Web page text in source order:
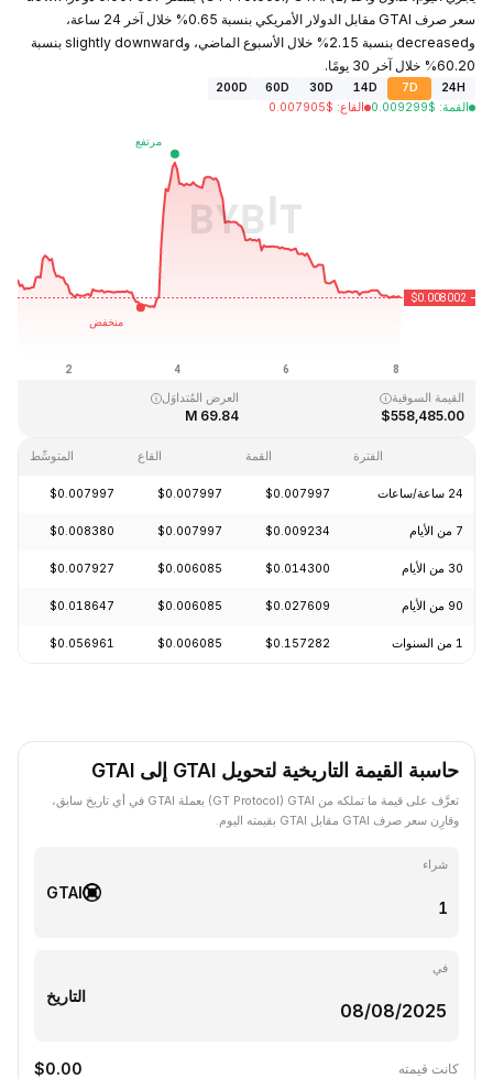
سعر صرف GTAI مقابل الدولار الأمريكي بنسبة 0.65% خلال آخر 24 ساعة،
وdecreased بنسبة 2.15% خلال الأسبوع الماضي، وslightly downward بنسبة
60.20% خلال آخر 30 يومًا.
24H
7D
14D
30D
60D
200D
القمة:
$
0.009299 القاع:
$
0.007905
$0.006047
القيمة السوقية
$558,485.00
العرض المُتداوَل
69.84 M
الفترة القمة القاع المتوسِّط
24 ساعة/ساعات $0.007997
$0.007997
$0.007997
7 من الأيام $0.009234
$0.007997
$0.008380
30 من الأيام $0.014300
$0.006085
$0.007927
90 من الأيام $0.027609
$0.006085
$0.018647
1 من السنوات $0.157282
$0.006085
$0.056961
حاسبة القيمة التاريخية لتحويل GTAI إلى GTAI
تعرَّف على قيمة ما تملكه من GTAI ‏(GT Protocol) بعملة GTAI في أي تاريخ سابق،
وقارِن سعر صرف GTAI مقابل GTAI بقيمته اليوم.
شراء
GTAI
في
التاريخ
كانت قيمته $0.00